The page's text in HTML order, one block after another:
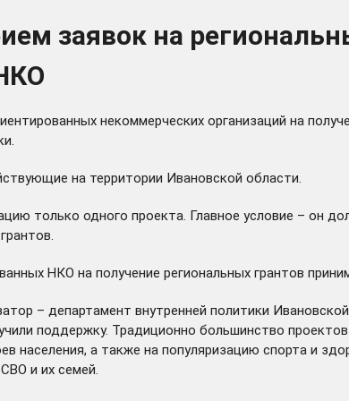
заявок на
некоммерческих организаций на
на территории Ивановской области.
только одного проекта. Главное условие – он
НКО на получение региональных грантов
– департамент внутренней политики
поддержку. Традиционно большинство
населения, а также на популяризацию спорта и
и их семей.